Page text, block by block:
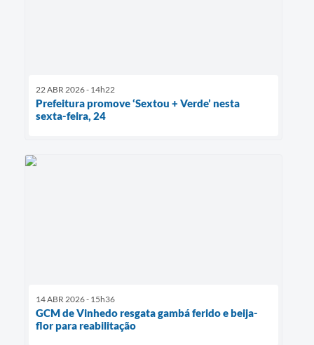
22 ABR 2026 - 14h22
Prefeitura promove ‘Sextou + Verde’ nesta
sexta-feira, 24
14 ABR 2026 - 15h36
GCM de Vinhedo resgata gambá ferido e beija-
flor para reabilitação